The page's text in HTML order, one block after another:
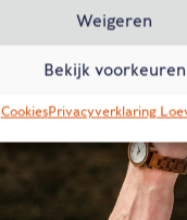
Weigeren
Bekijk voorkeuren
CookiesPrivacyverklaring